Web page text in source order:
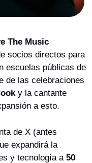
The Music
escuelas públicas de
de las celebraciones
a esto.
de X (antes
expandirá la
y tecnología a 50